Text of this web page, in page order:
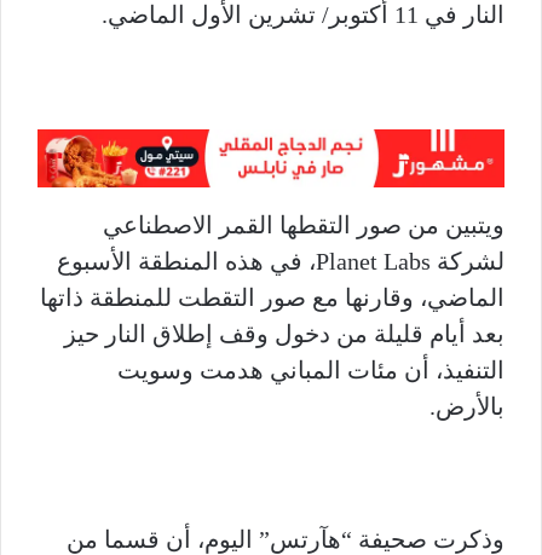
النار في 11 أكتوبر/ تشرين الأول الماضي.
ويتبين من صور التقطها القمر الاصطناعي
لشركة Planet Labs، في هذه المنطقة الأسبوع
الماضي، وقارنها مع صور التقطت للمنطقة ذاتها
بعد أيام قليلة من دخول وقف إطلاق النار حيز
التنفيذ، أن مئات المباني هدمت وسويت
بالأرض.
وذكرت صحيفة “هآرتس” اليوم، أن قسما من